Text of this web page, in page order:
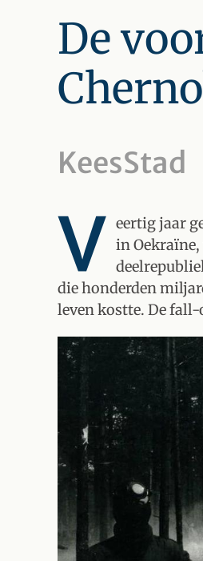
De
KeesStad
V eertig jaar
in
die honderden
leven kostte. De